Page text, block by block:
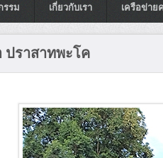
รรม เกี่ยวกับเรา เครือข่าย
ปราสาทพะโค